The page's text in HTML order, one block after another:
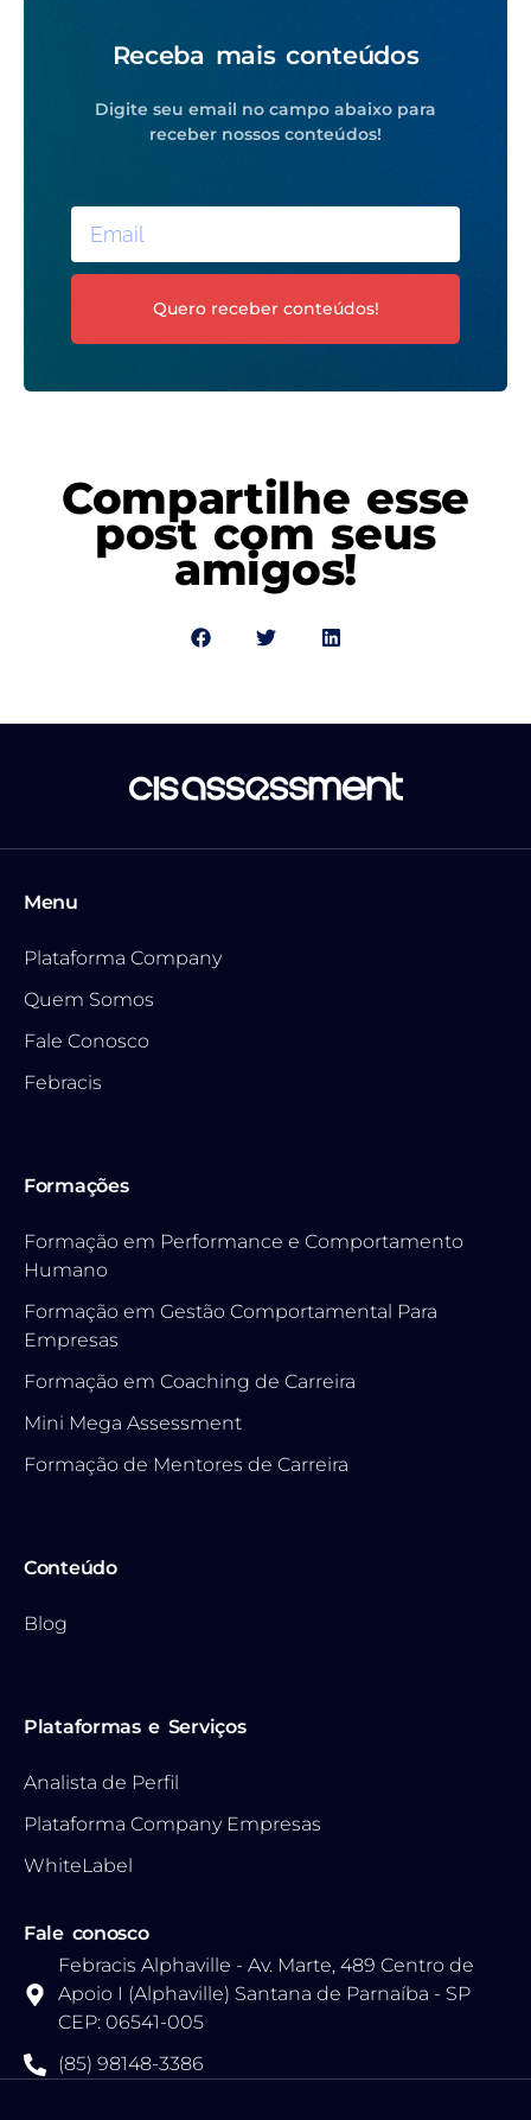
Receba mais conteúdos
Digite seu email no campo abaixo para
receber nossos conteúdos!
Quero receber conteúdos!
Compartilhe esse
post com seus
amigos!
Menu
Plataforma Company
Quem Somos
Fale Conosco
Febracis
Formações
Formação em Performance e Comportamento
Humano
Formação em Gestão Comportamental Para
Empresas
Formação em Coaching de Carreira
Mini Mega Assessment
Formação de Mentores de Carreira
Conteúdo
Blog
Plataformas e Serviços
Analista de Perfil
Plataforma Company Empresas
WhiteLabel
Fale conosco
Febracis Alphaville - Av. Marte, 489 Centro de
Apoio I (Alphaville) Santana de Parnaíba - SP
CEP: 06541-005
(85) 98148-3386